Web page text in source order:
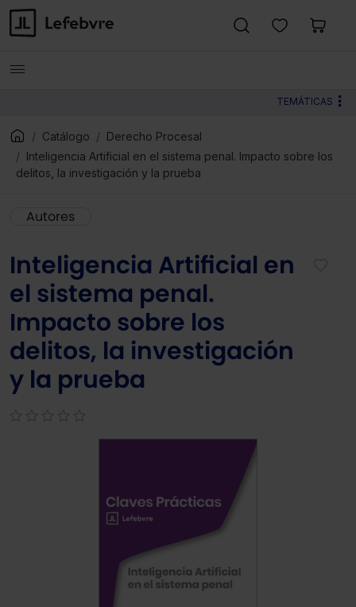
TEMÁTICAS
Catálogo
Derecho Procesal
Inteligencia Artificial en el sistema penal. Impacto sobre los
delitos, la investigación y la prueba
Autores
Inteligencia Artificial en
el sistema penal.
Impacto sobre los
delitos, la investigación
y la prueba